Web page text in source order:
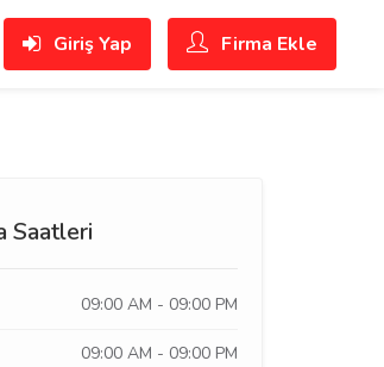
Giriş Yap Firma Ekle
Saatleri
09:00 AM - 09:00 PM
09:00 AM - 09:00 PM